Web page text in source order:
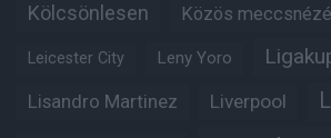
Kölcsönlesen Közös
Leicester City Leny Yoro
Lisandro Martinez Liverpool